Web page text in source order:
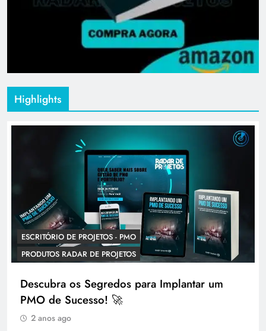
Highlights
ESCRITÓRIO DE PROJETOS - PMO
PRODUTOS RADAR DE PROJETOS
Descubra os Segredos para Implantar um
PMO de Sucesso! 🚀
2 anos ago